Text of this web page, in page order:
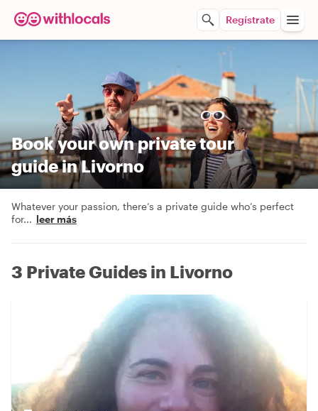
Regístrate
Book your own private tour
guide in Livorno
Whatever your passion, there’s a private guide who’s perfect
for... leer más
3 Private Guides in Livorno